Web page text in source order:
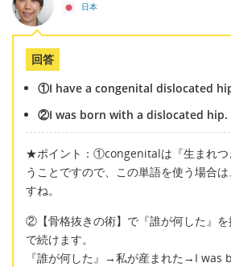
日本
回答
①I have a congenital dislocated
②I was born with a dislocated hip.
★ポイント：①congenitalは『生まれつ
うことですので、この単語を使う場合
すね。
②【骨格抜きの術】で『誰が何した』
で続けます。
『誰が何した』→私が産まれた→I